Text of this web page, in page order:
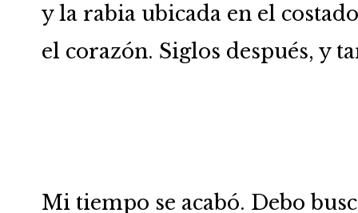
y la rabia ubicada en el
el corazón. Siglos después, y
Mi tiempo se acabó. Debo